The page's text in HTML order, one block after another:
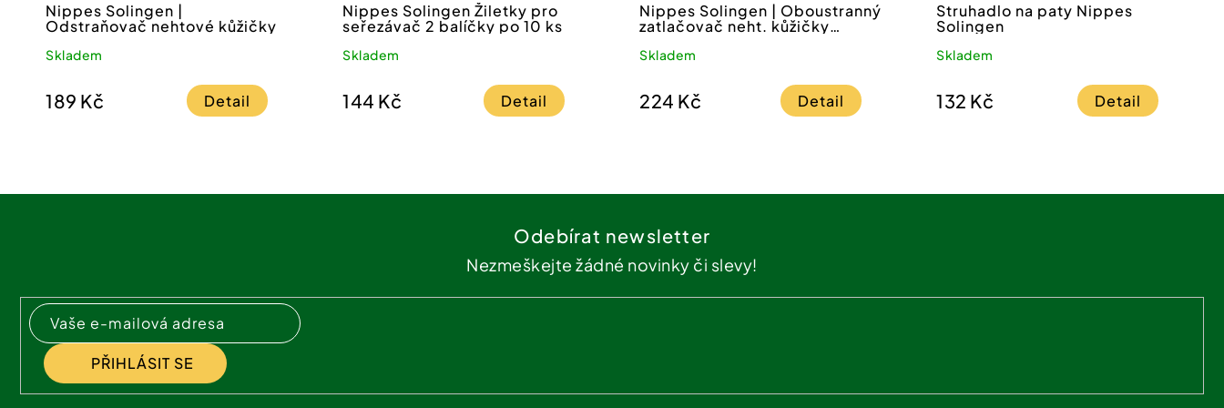
Nippes Solingen |
Odstraňovač nehtové kůžičky
Skladem
189 Kč Detail
Nippes Solingen Žiletky pro
seřezávač 2 balíčky po 10 ks
Skladem
144 Kč Detail
Nippes Solingen | Oboustranný
zatlačovač neht. kůžičky
Skladem
224 Kč Detail
Struhadlo na paty Nippes
Solingen
Skladem
132 Kč Detail
Odebírat newsletter
Nezmeškejte žádné novinky či slevy!
PŘIHLÁSIT SE